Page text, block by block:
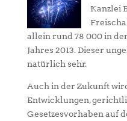
Kanzlei
allein rund 78 000 in
Jahres 2013. Dieser
natürlich sehr.
Auch in der Zukunft
Entwicklungen,
Gesetzesvorhaben auf